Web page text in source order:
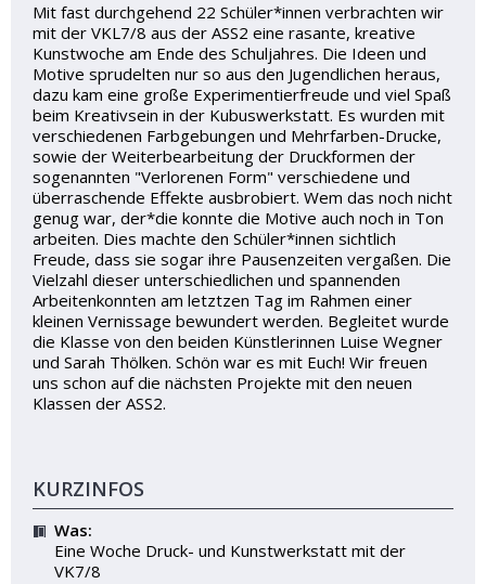
Mit fast durchgehend 22 Schüler*innen verbrachten wir
mit der VKL7/8 aus der ASS2 eine rasante, kreative
Kunstwoche am Ende des Schuljahres. Die Ideen und
Motive sprudelten nur so aus den Jugendlichen heraus,
dazu kam eine große Experimentierfreude und viel Spaß
beim Kreativsein in der Kubuswerkstatt. Es wurden mit
verschiedenen Farbgebungen und Mehrfarben-Drucke,
sowie der Weiterbearbeitung der Druckformen der
sogenannten "Verlorenen Form" verschiedene und
überraschende Effekte ausbrobiert. Wem das noch nicht
genug war, der*die konnte die Motive auch noch in Ton
arbeiten. Dies machte den Schüler*innen sichtlich
Freude, dass sie sogar ihre Pausenzeiten vergaßen. Die
Vielzahl dieser unterschiedlichen und spannenden
Arbeitenkonnten am letztzen Tag im Rahmen einer
kleinen Vernissage bewundert werden. Begleitet wurde
die Klasse von den beiden Künstlerinnen Luise Wegner
und Sarah Thölken. Schön war es mit Euch! Wir freuen
uns schon auf die nächsten Projekte mit den neuen
Klassen der ASS2.
KURZINFOS
Was:
Eine Woche Druck- und Kunstwerkstatt mit der
VK7/8